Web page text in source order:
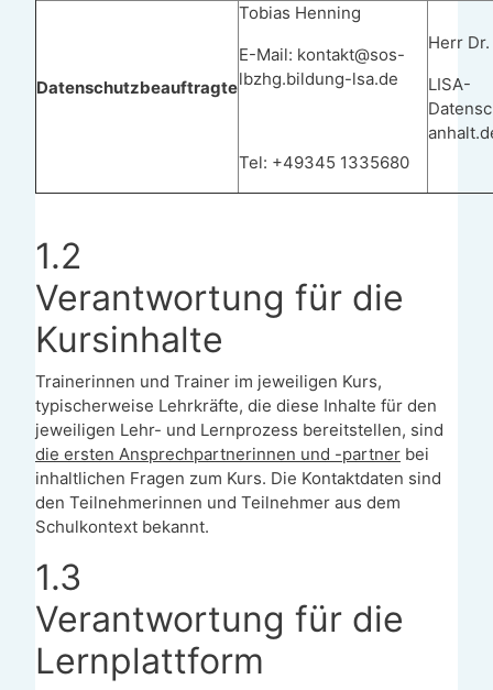
Datenschutzbeauftragte
Tobias Henning
E-Mail: kontakt@sos-
lbzhg.bildung-lsa.de
Tel: +49345 1335680
Herr
LISA-
1.2
Verantwortung für die
Kursinhalte
Trainerinnen und Trainer im jeweiligen Kurs,
typischerweise Lehrkräfte, die diese Inhalte für den
jeweiligen Lehr- und Lernprozess bereitstellen, sind
die ersten Ansprechpartnerinnen und -partner bei
inhaltlichen Fragen zum Kurs. Die Kontaktdaten sind
den Teilnehmerinnen und Teilnehmer aus dem
Schulkontext bekannt.
1.3
Verantwortung für die
Lernplattform